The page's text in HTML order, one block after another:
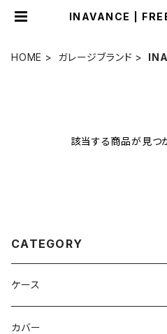
INAVANCE |
HOME ガレージブランド
該当する商品が見つ
CATEGORY
ケース
カバー